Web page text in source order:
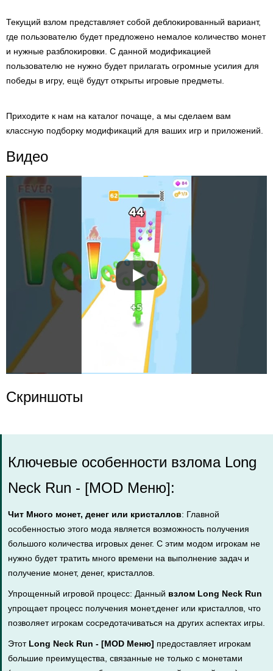
Текущий взлом представляет собой деблокированный вариант,
где пользователю будет предложено немалое количество монет
и нужные разблокировки. С данной модификацией
пользователю не нужно будет прилагать огромные усилия для
победы в игру, ещё будут открыты игровые предметы.
Приходите к нам на каталог почаще, а мы сделаем вам
классную подборку модификаций для ваших игр и приложений.
Видео
Скриншоты
Ключевые особенности взлома Long
Neck Run - [MOD Меню]:
Чит Много монет, денег или кристаллов: Главной
особенностью этого мода является возможность получения
большого количества игровых денег. С этим модом игрокам не
нужно будет тратить много времени на выполнение задач и
получение монет, денег, кристаллов.
Упрощенный игровой процесс: Данный взлом Long Neck Run
упрощает процесс получения монет,денег или кристаллов, что
позволяет игрокам сосредотачиваться на других аспектах игры.
Этот Long Neck Run - [MOD Меню] предоставляет игрокам
большие преимущества, связанные не только с монетами